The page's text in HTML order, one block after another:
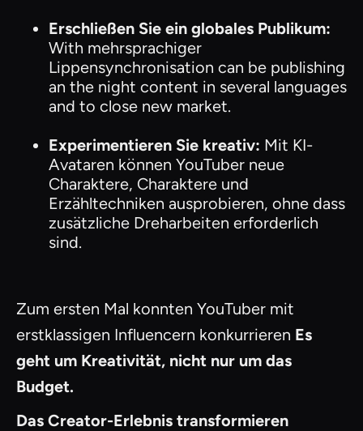
Erschließen Sie ein globales Publikum:
With mehrsprachiger
Lippensynchronisation can be publishing
an the night content in several languages
and to close new market.
Experimentieren Sie kreativ: Mit KI-
Avataren können YouTuber neue
Charaktere, Charaktere und
Erzähltechniken ausprobieren, ohne dass
zusätzliche Dreharbeiten erforderlich
sind.
Zum ersten Mal konnten YouTuber mit
erstklassigen Influencern konkurrieren Es
geht um Kreativität, nicht nur um das
Budget.
Das Creator-Erlebnis transformieren